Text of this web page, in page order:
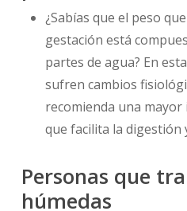
¿Sabías que el peso
gestación está
partes de agua? En
sufren cambios
recomienda una
que facilita la digestión
Personas que
húmedas